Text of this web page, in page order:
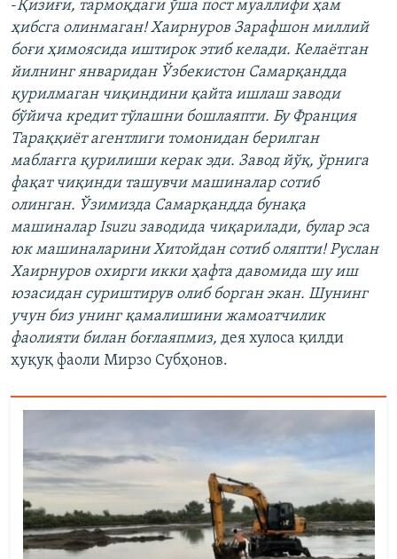
-Қизиғи, тармоқдаги ўша пост муаллифи ҳам
ҳибсга олинмаган! Хаирнуров Зарафшон миллий
боғи ҳимоясида иштирок этиб келади. Келаётган
йилнинг январидан Ўзбекистон Самарқандда
қурилмаган чиқиндини қайта ишлаш заводи
бўйича кредит тўлашни бошлаяпти. Бу Франция
Тараққиёт агентлиги томонидан берилган
маблағга қурилиши керак эди. Завод йўқ, ўрнига
фақат чиқинди ташувчи машиналар сотиб
олинган. Ўзимизда Самарқандда бунақа
машиналар Isuzu заводида чиқарилади, булар эса
юк машиналарини Хитойдан сотиб оляпти! Руслан
Хаирнуров охирги икки ҳафта давомида шу иш
юзасидан суриштирув олиб борган экан. Шунинг
учун биз унинг қамалишини жамоатчилик
фаолияти билан боғлаяпмиз, дея хулоса қилди
ҳуқуқ фаоли Мирзо Субҳонов.